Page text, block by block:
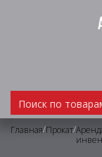
Главная/Прокат/